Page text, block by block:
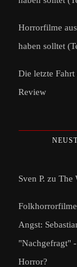
Horrorfilme
haben solltet
Die letzte
Review
Sven P. zu The
Angst:
"Nachgefragt"
Horror?